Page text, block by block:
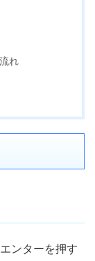
れ
ンターを押す